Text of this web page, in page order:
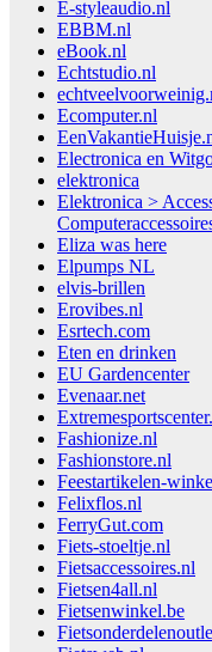
E-styleaudio.nl
EBBM.nl
eBook.nl
Echtstudio.nl
Ecomputer.nl
Electronica en
elektronica
Elektronica >
Eliza was here
Elpumps NL
elvis-brillen
Erovibes.nl
Esrtech.com
Eten en drinken
EU Gardencenter
Evenaar.net
Fashionize.nl
Fashionstore.nl
Feestartikelen-
Felixflos.nl
FerryGut.com
Fiets-stoeltje.nl
Fietsaccessoires.nl
Fietsen4all.nl
Fietsenwinkel.be